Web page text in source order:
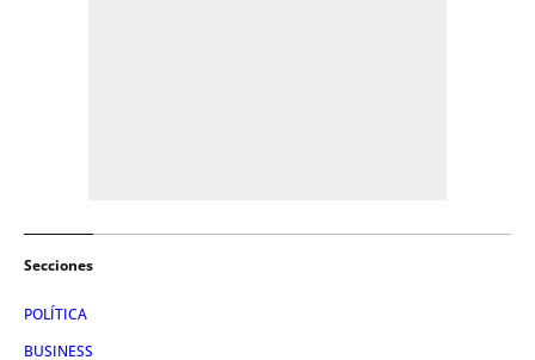
Secciones
POLÍTICA
BUSINESS